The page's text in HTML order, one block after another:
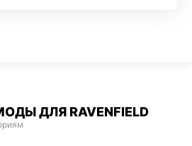
ДЛЯ RAVENFIELD